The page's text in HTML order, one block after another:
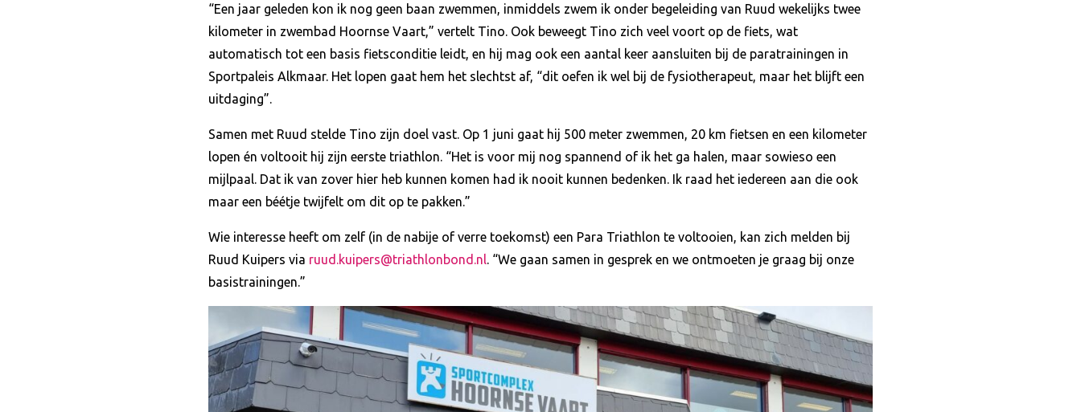
“Een jaar geleden kon ik nog geen baan zwemmen, inmiddels zwem ik onder begeleiding van Ruud wekelijks twee
kilometer in zwembad Hoornse Vaart,” vertelt Tino. Ook beweegt Tino zich veel voort op de fiets, wat
automatisch tot een basis fietsconditie leidt, en hij mag ook een aantal keer aansluiten bij de paratrainingen in
Sportpaleis Alkmaar. Het lopen gaat hem het slechtst af, “dit oefen ik wel bij de fysiotherapeut, maar het blijft een
uitdaging”.
Samen met Ruud stelde Tino zijn doel vast. Op 1 juni gaat hij 500 meter zwemmen, 20 km fietsen en een kilometer
lopen én voltooit hij zijn eerste triathlon. “Het is voor mij nog spannend of ik het ga halen, maar sowieso een
mijlpaal. Dat ik van zover hier heb kunnen komen had ik nooit kunnen bedenken. Ik raad het iedereen aan die ook
maar een béétje twijfelt om dit op te pakken.”
Wie interesse heeft om zelf (in de nabije of verre toekomst) een Para Triathlon te voltooien, kan zich melden bij
Ruud Kuipers via ruud.kuipers@triathlonbond.nl. “We gaan samen in gesprek en we ontmoeten je graag bij onze
basistrainingen.”